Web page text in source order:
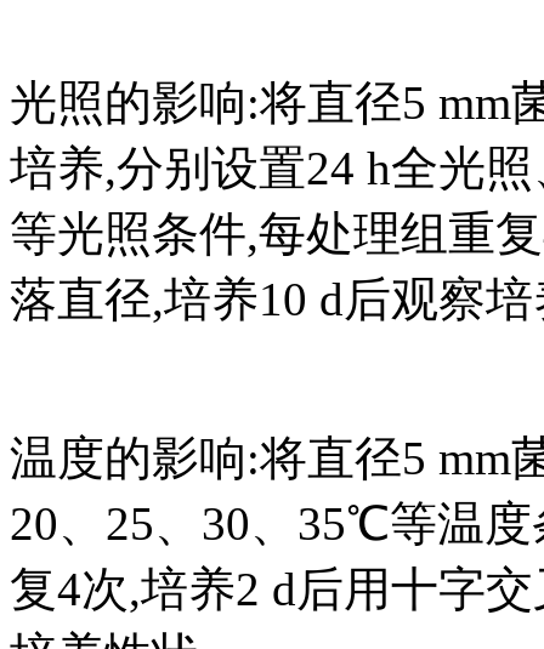
光照的影响:将直径5 mm
培养,分别设置24 h全光
等光照条件,每处理组重
落直径,培养10 d后观察
温度的影响:将直径5 mm
20、25、30、35℃等温
复4次,培养2 d后用十字